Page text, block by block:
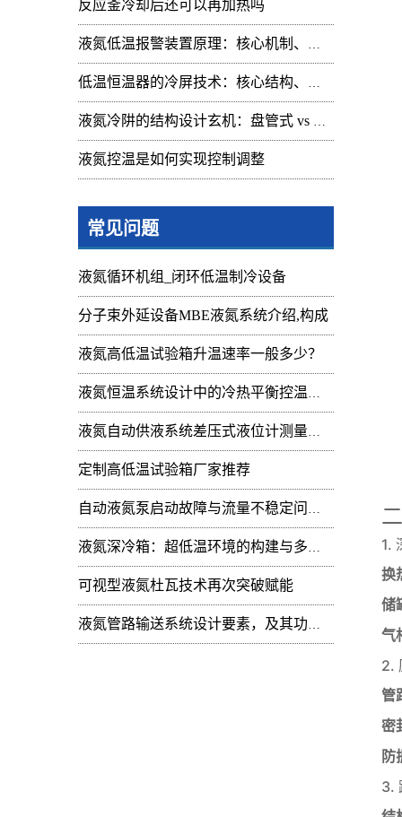
反应釜冷却后还可以再加热吗
液氮低温报警装置原理：核心机制、组成与应用解析
低温恒温器的冷屏技术：核心结构、功能与设计解析
液氮冷阱的结构设计玄机：盘管式 vs 腔体式，哪种捕集效率更高
液氮控温是如何实现控制调整
常见问题
液氮循环机组_闭环低温制冷设备
分子束外延设备MBE液氮系统介绍,构成
液氮高低温试验箱升温速率一般多少？
液氮恒温系统设计中的冷热平衡控温难点
液氮自动供液系统差压式液位计测量值周期性
定制高低温试验箱厂家推荐
自动液氮泵启动故障与流量不稳定问题：技术排查
液氮深冷箱：超低温环境的构建与多领域技术赋能
可视型液氮杜瓦技术再次突破赋能
液氮管路输送系统设计要素，及其功能开发
1.
换
储
气
2.
管
密
防
3.